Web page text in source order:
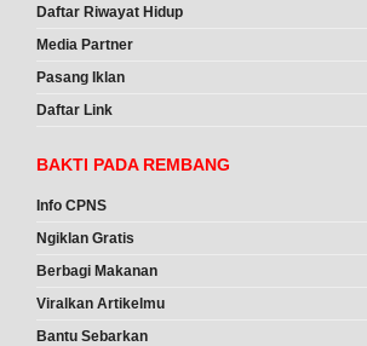
Daftar Riwayat Hidup
Media Partner
Pasang Iklan
Daftar Link
BAKTI PADA REMBANG
Info CPNS
Ngiklan Gratis
Berbagi Makanan
Viralkan Artikelmu
Bantu Sebarkan